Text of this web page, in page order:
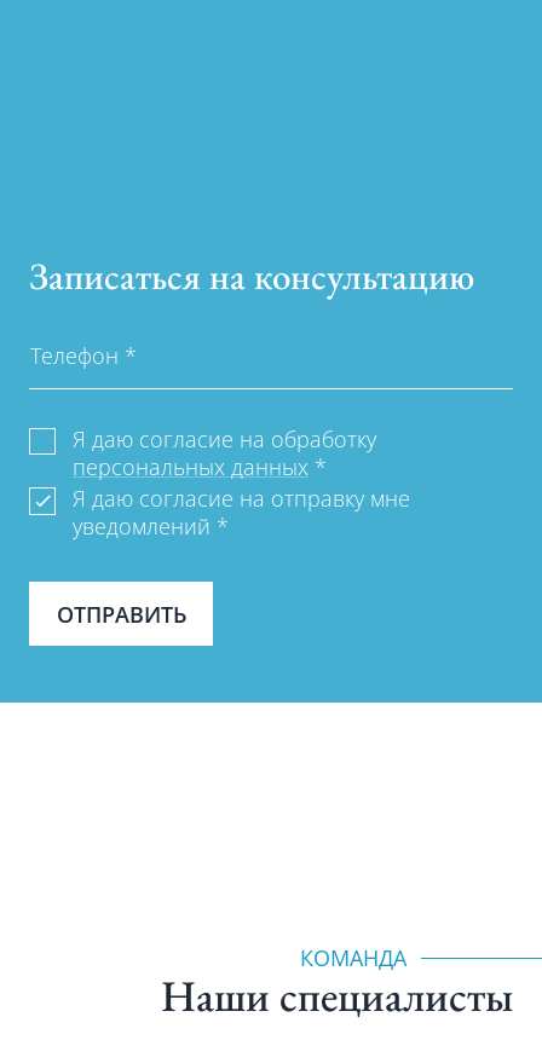
Записаться на консультацию
Телефон *
Я даю согласие на обработку
персональных данных *
Я даю согласие на отправку мне
уведомлений *
ОТПРАВИТЬ
КОМАНДА
Наши специалиcты